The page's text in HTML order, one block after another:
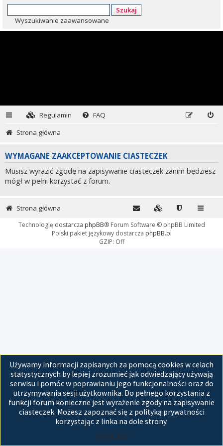
Szukaj
Wyszukiwanie zaawansowane
Regulamin
FAQ
Strona główna
WYMAGANE ZAAKCEPTOWANIE CIASTECZEK
Musisz wyrazić zgodę na zapisywanie ciasteczek zanim będziesz
mógł w pełni korzystać z forum.
Używamy informacji zapisanych za pomocą cookies w celach
statystycznych by lepiej zrozumieć jak odwiedzający używają
serwisu i pomóc w poprawianiu jego funkcjonalności oraz do
utrzymywania sesji użytkownika. Do pełnego korzystania z
funkcji forum konieczne jest wyrażenie zgody na zapisywanie
ciasteczek. Możesz zapoznać się z polityką prywatności
korzystając z linka na dole strony.
Akceptuję
Strona główna
Technologię dostarcza phpBB® Forum Software © phpBB Limited
Polski pakiet językowy dostarcza phpBB.pl
GZIP: Off